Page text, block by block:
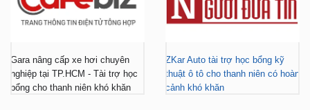
Gara nâng cấp xe hơi chuyên
nghiệp tại TP.HCM - Tài trợ học
bổng cho thanh niên khó khăn
ZKar Auto tài trợ học bổng kỹ
thuật ô tô cho thanh niên có hoàn
cảnh khó khăn